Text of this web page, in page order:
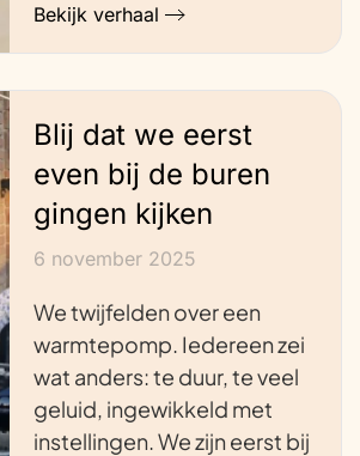
Bekijk verhaal
Blij dat we eerst
even bij de buren
gingen kijken
6 november 2025
We twijfelden over een
warmtepomp. Iedereen zei
wat anders: te duur, te veel
geluid, ingewikkeld met
instellingen. We zijn eerst bij